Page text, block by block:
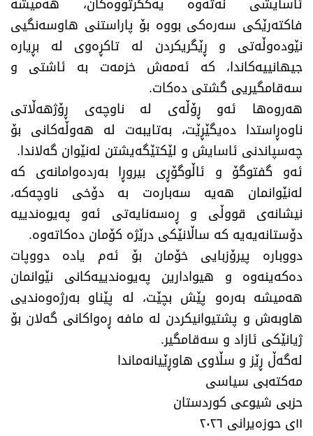
فاکتەرێکی سەرەکی بووە بۆ پاراستنی هاوسەنگیی
نێودەوڵەتی و ڕێگریکردن لە تاکڕەوی لە بڕیارە
جیهانییەکاندا، کە ئەمەش خزمەت بە ئاشتی و
سەقامگیریی گشتی دەکات.
​هەروەها ئەو ڕۆڵەی لە ناوچەی ڕۆژهەڵاتی
ناوەڕاستدا دەیگێڕێت، بەتایبەت لە هەوڵەکانی بۆ
چەسپاندنی ئاسایش و لێکتێگەیشتن لەنێوان گەلاندا.
ئەو گفتوگۆ و ئاڵوگۆڕی بیروڕا بەردەوامانەی کە
لەنێوانمان هەیە سەبارەت بە دۆخی ناوچەکە،
نیشانەی قووڵی و ڕەسەنایەتی ئەو پەیوەندییە
دۆستانەیەیە کە ساڵانێکی درێژە کۆمان دەکاتەوە.
​دووبارە پیرۆزبایی خۆمان بۆ ئەم یادە دووپات
دەکەینەوە و هیوادارین پەیوەندییەکانی نێوانمان
هەمیشە بەرەو پێش بچێت، لە پێناو بەرژەوەندیی
هاوبەش و پشتیوانیکردن لە مافە ڕەواکانی گەلان بۆ
ژیانێکی ئازاد و سەقامگیر.
​لەگەڵ ڕێز و سڵاوی هاوڕێیانەماندا
​مەکتەبی سیاسی
حزبی شیوعی کوردستان
١١ی حوزەیرانی ٢٠٢٦